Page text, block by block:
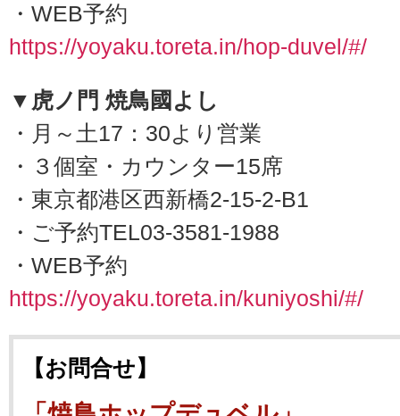
・WEB予約
https://yoyaku.toreta.in/hop-duvel/#/
▼虎ノ門 焼鳥國よし
・月～土17：30より営業
・３個室・カウンター15席
・東京都港区西新橋2-15-2-B1
・ご予約TEL03-3581-1988
・WEB予約
https://yoyaku.toreta.in/kuniyoshi/#/
【お問合せ】